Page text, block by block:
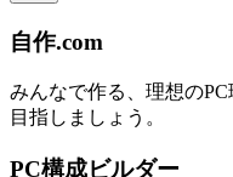
自作.com
みんなで作る、理想のPC
目指しましょう。
PC構成ビルダー